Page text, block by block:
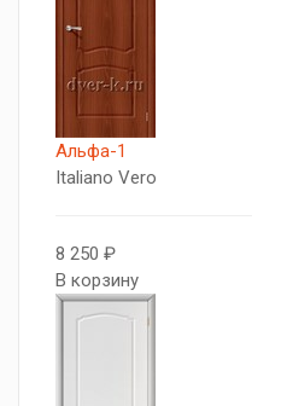
Альфа-1
Italiano Vero
8 250 ₽
В корзину